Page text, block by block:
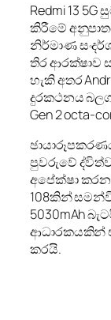
Redmi 13
කිරීමේ
නිර්මාණ
තිර ආරක්ෂාව
හැකි අතර
දුරකථනය
Gen 2 octa-
පුවරුවේ
අපේක්ෂා කරන
108කින්
5030mAh
ආධාරකයකින්
කරයි.